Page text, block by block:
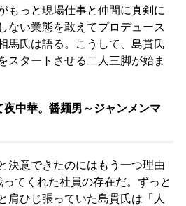
もっと現場仕事と仲間に真剣に
ない業態を敢えてプロデュース
馬氏は語る。こうして、島貫氏
スタートさせる二人三脚が始ま
夜中華。醤麺男～ジャンメンマ
決意できたのにはもう一つ理由
てくれた社員の存在だ。ずっと
肩ひじ張っていた島貫氏は「人